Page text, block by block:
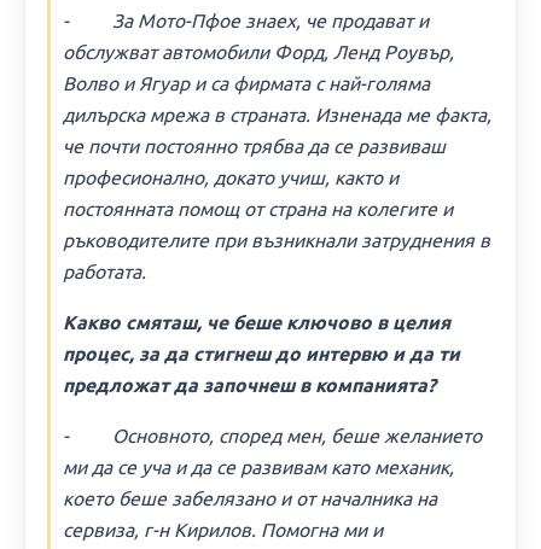
- За Мото-Пфое знаех, че продават и
обслужват автомобили Форд, Ленд Роувър,
Волво и Ягуар и са фирмата с най-голяма
дилърска мрежа в страната. Изненада ме факта,
че почти постоянно трябва да се развиваш
професионално, докато учиш, както и
постоянната помощ от страна на колегите и
ръководителите при възникнали затруднения в
работата.
Какво смяташ, че беше ключово в целия
процес, за да стигнеш до интервю и да ти
предложат да започнеш в компанията?
- Основното, според мен, беше желанието
ми да се уча и да се развивам като механик,
което беше забелязано и от началника на
сервиза, г-н Кирилов. Помогна ми и